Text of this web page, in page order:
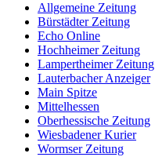
Allgemeine Zeitung
Bürstädter Zeitung
Echo Online
Hochheimer Zeitung
Lampertheimer Zeitung
Lauterbacher Anzeiger
Main Spitze
Mittelhessen
Oberhessische Zeitung
Wiesbadener Kurier
Wormser Zeitung